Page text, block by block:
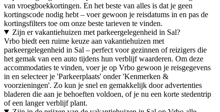
van vroegboekkortingen. En het beste van alles is dat je geen
kortingscode nodig hebt – voer gewoon je reisdatums in en pas de
kortingsfilters toe om onze beste tarieven te vinden.
Zijn er vakantiehuizen met parkeergelegenheid in Sal?
Vrbo biedt een ruime keuze aan vakantiehuizen met
parkeergelegenheid in Sal – perfect voor gezinnen of reizigers die
het gemak van een auto tijdens hun verblijf waarderen. Om deze
accommodaties te vinden, voer je op Vrbo gewoon je reisgegevens
in en selecteer je 'Parkeerplaats' onder 'Kenmerken &
voorzieningen'. Zo kun je snel en gemakkelijk door advertenties
bladeren die aan je behoeften voldoen, of je nu een korte stedentrip
of een langer verblijf plant.